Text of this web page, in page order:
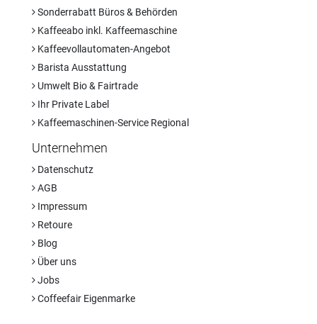
Sonderrabatt Büros & Behörden
Kaffeeabo inkl. Kaffeemaschine
Kaffeevollautomaten-Angebot
Barista Ausstattung
Umwelt Bio & Fairtrade
Ihr Private Label
Kaffeemaschinen-Service Regional
Unternehmen
Datenschutz
AGB
Impressum
Retoure
Blog
Über uns
Jobs
Coffeefair Eigenmarke